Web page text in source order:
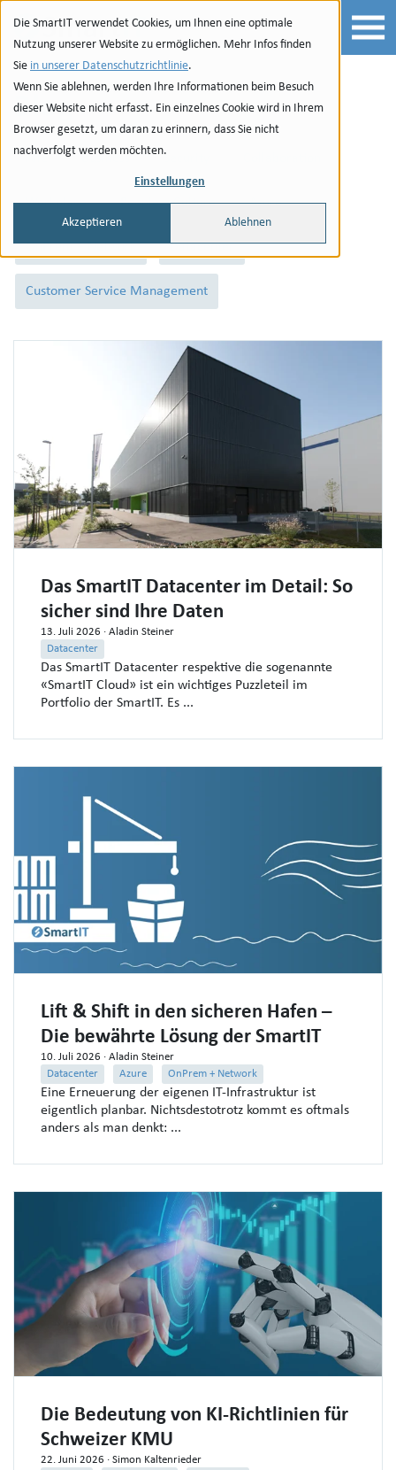
Die SmartIT verwendet Cookies, um Ihnen eine optimale
Nutzung unserer Website zu ermöglichen. Mehr Infos finden
Sie in unserer Datenschutzrichtlinie.
Wenn Sie ablehnen, werden Ihre Informationen beim Besuch
dieser Website nicht erfasst. Ein einzelnes Cookie wird in Ihrem
Browser gesetzt, um daran zu erinnern, dass Sie nicht
nachverfolgt werden möchten.
Einstellungen
Akzeptieren Ablehnen
Zur Navigation
zu den Quicklinks
Zur Suche
Zum Inhalt
Blog
Alle Business Security
Workplace People + Culture Azure
OnPrem + Network Datacenter
Customer Service Management
Das SmartIT Datacenter im Detail: So
sicher sind Ihre Daten
13. Juli 2026 · Aladin Steiner
Datacenter
Das SmartIT Datacenter respektive die sogenannte
«SmartIT Cloud» ist ein wichtiges Puzzleteil im
Portfolio der SmartIT. Es ...
Lift & Shift in den sicheren Hafen –
Die bewährte Lösung der SmartIT
10. Juli 2026 · Aladin Steiner
Datacenter
Azure OnPrem + Network
Eine Erneuerung der eigenen IT-Infrastruktur ist
eigentlich planbar. Nichtsdestotrotz kommt es oftmals
anders als man denkt: ...
Die Bedeutung von KI-Richtlinien für
Schweizer KMU
22. Juni 2026 · Simon Kaltenrieder